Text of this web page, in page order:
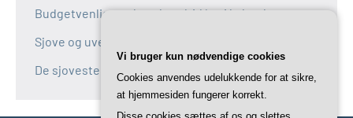
Budgetvenlige polterabend-idéer i københavn
Sjove og uventede polterabend-idéer i københavn
De sjoveste aktiviteter til polterabend i københavn
Vi bruger kun nødvendige cookies
Cookies anvendes udelukkende for at sikre,
at hjemmesiden fungerer korrekt.